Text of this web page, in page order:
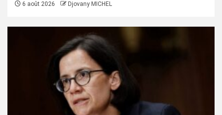
6 août 2026 Djovany MICHEL